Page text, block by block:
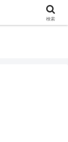
そ
検索